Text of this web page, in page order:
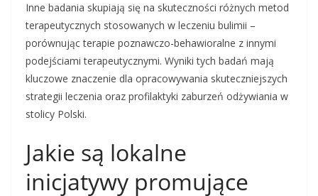
Inne badania skupiają się na skuteczności różnych metod
terapeutycznych stosowanych w leczeniu bulimii –
porównując terapie poznawczo-behawioralne z innymi
podejściami terapeutycznymi. Wyniki tych badań mają
kluczowe znaczenie dla opracowywania skuteczniejszych
strategii leczenia oraz profilaktyki zaburzeń odżywiania w
stolicy Polski.
Jakie są lokalne
inicjatywy promujące